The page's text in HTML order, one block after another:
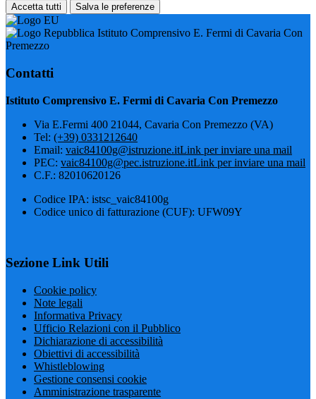
Accetta tutti Salva le preferenze
Istituto Comprensivo E. Fermi di Cavaria Con
Premezzo
Contatti
Istituto Comprensivo E. Fermi di Cavaria Con Premezzo
Via E.Fermi 400 21044, Cavaria Con Premezzo (VA)
Tel: (+39) 0331212640
Email: vaic84100g@istruzione.itLink per inviare una mail
PEC: vaic84100g@pec.istruzione.itLink per inviare una mail
C.F.: 82010620126
Codice IPA: istsc_vaic84100g
Codice unico di fatturazione (CUF): UFW09Y
Sezione Link Utili
Cookie policy
Note legali
Informativa Privacy
Ufficio Relazioni con il Pubblico
Dichiarazione di accessibilità
Obiettivi di accessibilità
Whistleblowing
Gestione consensi cookie
Amministrazione trasparente